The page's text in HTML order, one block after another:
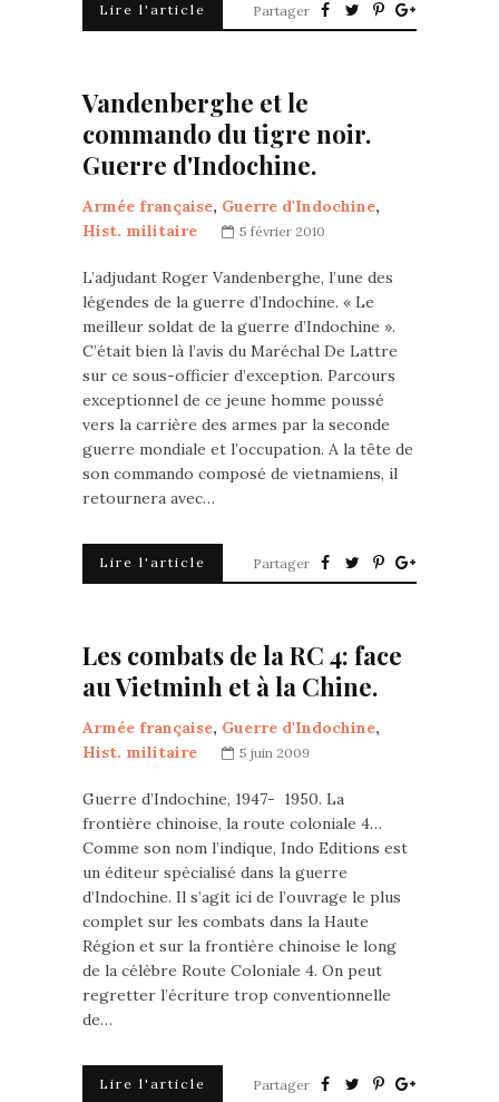
Lire l'article Partager
Vandenberghe et le
commando du tigre noir.
Guerre d'Indochine.
Armée française, Guerre d'Indochine,
Hist. militaire
5 février 2010
L’adjudant Roger Vandenberghe, l’une des
légendes de la guerre d’Indochine. « Le
meilleur soldat de la guerre d’Indochine ».
C’était bien là l’avis du Maréchal De Lattre
sur ce sous-officier d’exception. Parcours
exceptionnel de ce jeune homme poussé
vers la carrière des armes par la seconde
guerre mondiale et l’occupation. A la tête de
son commando composé de vietnamiens, il
retournera avec…
Lire l'article Partager
Les combats de la RC 4: face
au Vietminh et à la Chine.
Armée française, Guerre d'Indochine,
Hist. militaire
5 juin 2009
Guerre d’Indochine, 1947- 1950. La
frontière chinoise, la route coloniale 4…
Comme son nom l’indique, Indo Editions est
un éditeur spécialisé dans la guerre
d’Indochine. Il s’agit ici de l’ouvrage le plus
complet sur les combats dans la Haute
Région et sur la frontière chinoise le long
de la célèbre Route Coloniale 4. On peut
regretter l’écriture trop conventionnelle
de…
Lire l'article Partager